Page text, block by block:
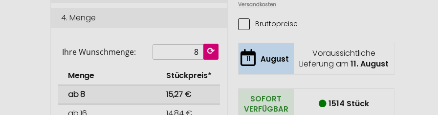
4.Menge
Ihre Wunschmenge:
Menge
Stückpreis*
ab 8
15,27 €
Versandkosten
Bruttopreise
11 August
Voraussichtliche
Lieferung am 11. August
SOFORT
VERFÜGBAR
1514 Stück